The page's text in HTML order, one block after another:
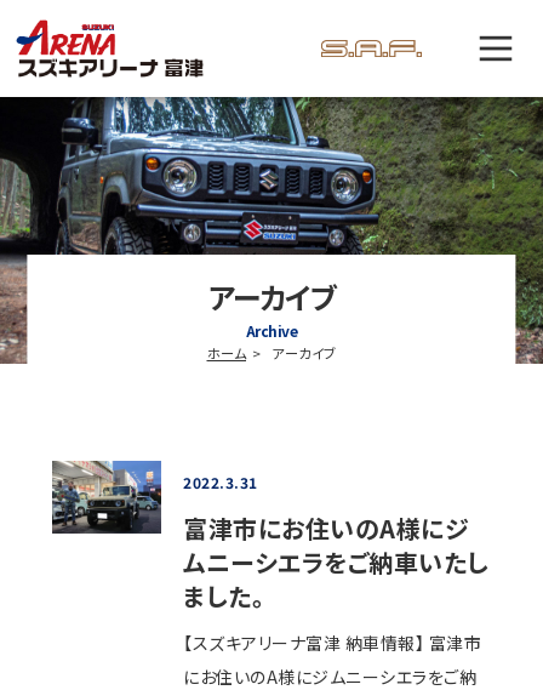
アーカイブ
Archive
ホーム アーカイブ
2022.3.31
富津市にお住いのA様にジ
ムニーシエラをご納車いたし
ました。
【スズキアリーナ富津 納車情報】 富津市
にお住いのA様にジムニーシエラをご納